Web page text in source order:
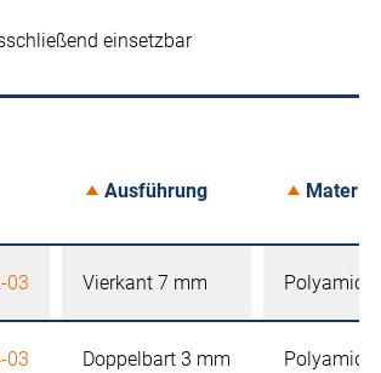
einsetzbar
Ausführung Material
03 Vierkant 7 mm Polyamid
03 Doppelbart 3 mm Polyamid